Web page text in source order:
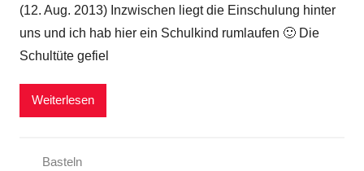
(12. Aug. 2013) Inzwischen liegt die Einschulung hinter
uns und ich hab hier ein Schulkind rumlaufen 🙂 Die
Schultüte gefiel
Weiterlesen
Basteln